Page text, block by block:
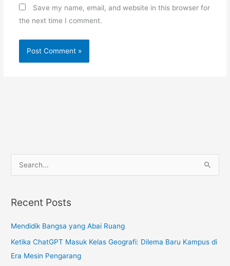
Save my name, email, and website in this browser for
the next time I comment.
e
r
h
f
o
Recent Posts
Mendidik Bangsa yang Abai Ruang
Ketika ChatGPT Masuk Kelas Geografi: Dilema Baru Kampus di
Era Mesin Pengarang